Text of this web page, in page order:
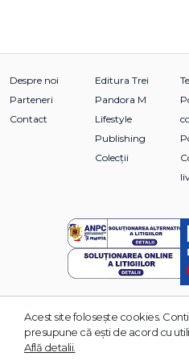
Despre noi
Parteneri
Contact
Editura Trei
Pandora M
Lifestyle
Publishing
Colecții
© 2026 Grupul Editorial
Acest site foloseşte cookies.
presupune că eşti de acord cu
Află detalii.